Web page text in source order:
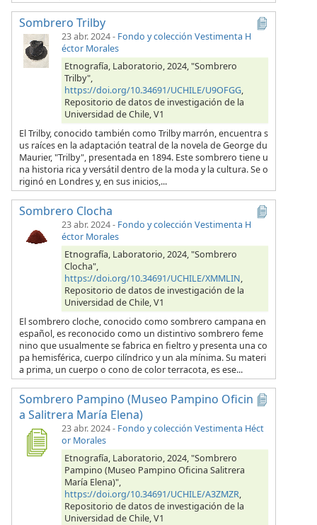
Sombrero Trilby
23 abr. 2024- Fondo y colección Vestimenta H
éctor Morales
Etnografía, Laboratorio, 2024, "Sombrero
Trilby",
https://doi.org/10.34691/UCHILE/U9OFGG,
Repositorio de datos de investigación de la
Universidad de Chile, V1
El Trilby, conocido también como Trilby marrón, encuentra s
us raíces en la adaptación teatral de la novela de George du
Maurier, "Trilby", presentada en 1894. Este sombrero tiene u
na historia rica y versátil dentro de la moda y la cultura. Se o
riginó en Londres y, en sus inicios,...
Sombrero Clocha
23 abr. 2024- Fondo y colección Vestimenta H
éctor Morales
Etnografía, Laboratorio, 2024, "Sombrero
Clocha",
https://doi.org/10.34691/UCHILE/XMMLIN,
Repositorio de datos de investigación de la
Universidad de Chile, V1
El sombrero cloche, conocido como sombrero campana en
español, es reconocido como un distintivo sombrero feme
nino que usualmente se fabrica en fieltro y presenta una co
pa hemisférica, cuerpo cilíndrico y un ala mínima. Su materi
a prima, un cuerpo o cono de color terracota, es ese...
Sombrero Pampino (Museo Pampino Oficin
a Salitrera María Elena)
23 abr. 2024- Fondo y colección Vestimenta Héct
or Morales
Etnografía, Laboratorio, 2024, "Sombrero
Pampino (Museo Pampino Oficina Salitrera
María Elena)",
https://doi.org/10.34691/UCHILE/A3ZMZR,
Repositorio de datos de investigación de la
Universidad de Chile, V1